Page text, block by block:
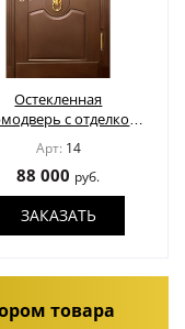
Остекленная
с отделкой
Арт: 14
88 000 руб.
ЗАКАЗАТЬ
товара